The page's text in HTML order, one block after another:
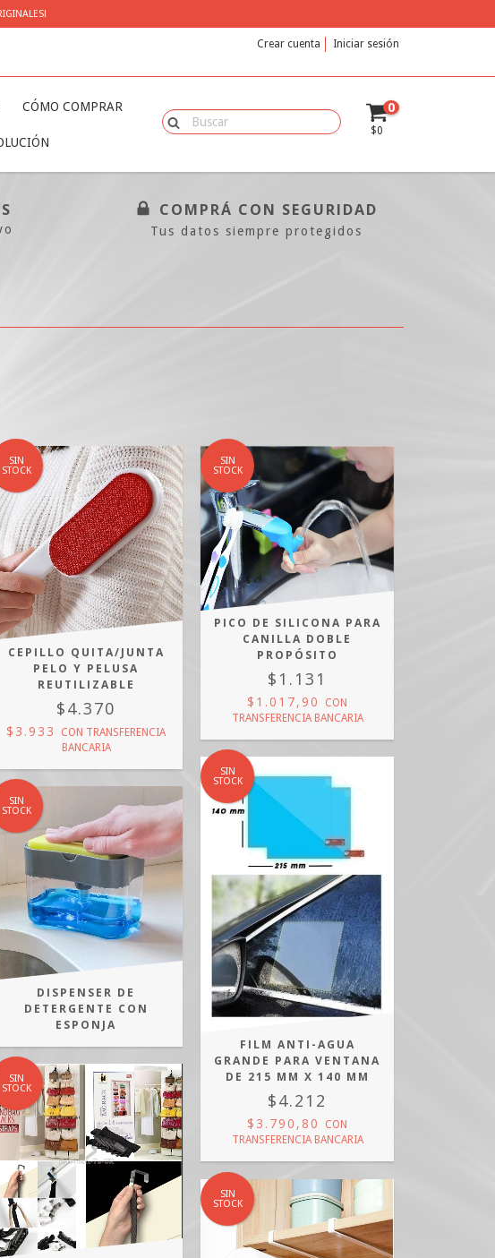
Crear cuenta Iniciar sesión
CÓMO COMPRAR 0
$0
COMPRÁ CON SEGURIDAD
Tus datos siempre protegidos
SIN
STOCK
CEPILLO QUITA/JUNTA
PELO Y PELUSA
REUTILIZABLE
$4.370
$3.933 CON TRANSFERENCIA
BANCARIA
SIN
STOCK
PICO DE SILICONA PARA
CANILLA DOBLE
PROPÓSITO
$1.131
$1.017,90
CON
TRANSFERENCIA BANCARIA
SIN
STOCK
DISPENSER DE
DETERGENTE CON
ESPONJA
SIN
STOCK
FILM ANTI-AGUA
GRANDE PARA VENTANA
DE 215 MM X 140 MM
$4.212
$3.790,80
CON
TRANSFERENCIA BANCARIA
SIN
STOCK
SIN
STOCK